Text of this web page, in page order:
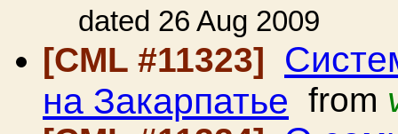
dated 26 Aug 2009
[CML #11323]
на Закарпатье from